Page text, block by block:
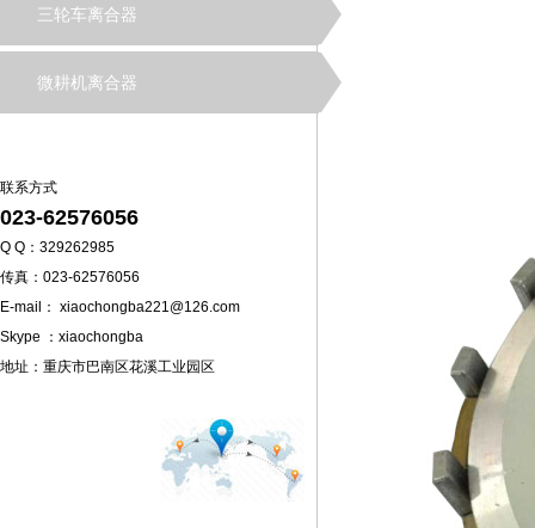
三轮车离合器
微耕机离合器
联系方式
023-62576056
Q Q：329262985
传真：023-62576056
E-mail： xiaochongba221@126.com
Skype ：xiaochongba
地址：重庆市巴南区花溪工业园区